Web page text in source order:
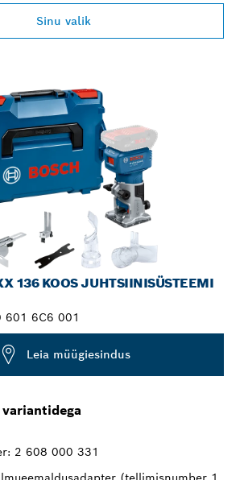
Sinu valik
136 KOOS JUHTSIINISÜSTEEMI
601 6C6 001
Leia müügiesindus
2 608 000 331